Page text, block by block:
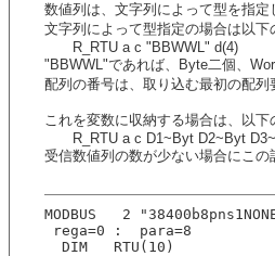
数値列は、文字列によって型を指
文字列によって型指定の場合は以下
R_RTU a c "BBWWL" d(4)
"BBWWL"であれば、Byte二個、
配列の番号は、取り込む最初の配
これを変数に収納する場合は、以下
R_RTU a c D1~Byt D2~Byt
受信数値列の数が少ない場合にこの
MODBUS   2
rega=0 :  para=8
  DIM   RTU(10)